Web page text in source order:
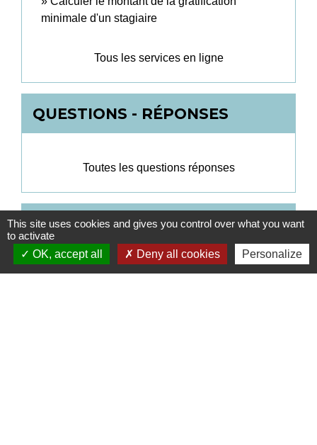
minimale d'un stagiaire
Tous les services en ligne
QUESTIONS - RÉPONSES
Toutes les questions réponses
ESTIMER, CALCULER, VÉRIFIER
This site uses cookies and gives you control over what you want
to activate
OK, accept all
Deny all cookies Personalize